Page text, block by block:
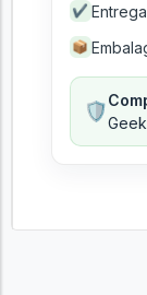
✔
📦
🛡️
Geek